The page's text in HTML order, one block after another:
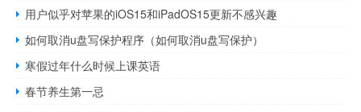
用户似乎对苹果的iOS15和iPadOS15更新不感兴趣
如何取消u盘写保护程序（如何取消u盘写保护）
寒假过年什么时候上课英语
春节养生第一忌